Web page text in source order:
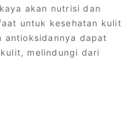
akan nutrisi dan
untuk kesehatan kulit
antioksidannya dapat
melindungi dari